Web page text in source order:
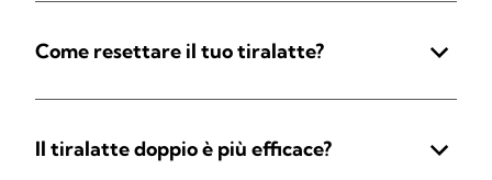
Come resettare il tuo tiralatte?
Il tiralatte doppio è più efficace?